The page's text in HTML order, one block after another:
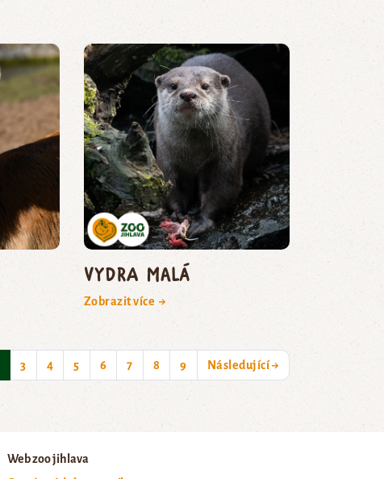
vydra malá
Zobrazit více →
(current)
3 4 5 6 7 8 9 Následující →
Web zoo jihlava